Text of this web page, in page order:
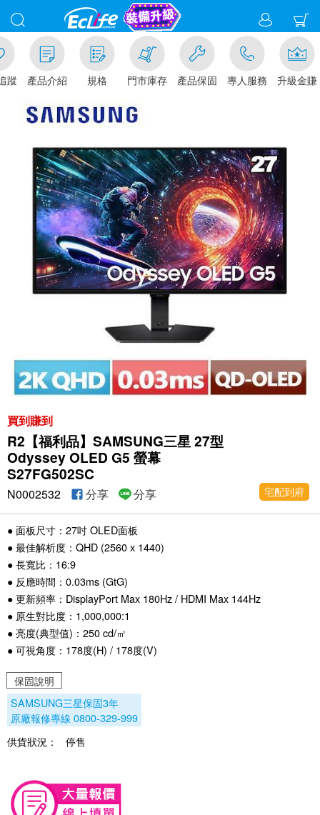
蹤 產品介紹 規格 門市庫存 產品保固 專人服務 升級金賺
買到賺到
R2【福利品】SAMSUNG三星 27型
Odyssey OLED G5 螢幕
S27FG502SC
宅配到府
N0002532 分享 分享
● 面板尺寸：27吋 OLED面板
● 最佳解析度：QHD (2560 x 1440)
● 長寬比：16:9
● 反應時間：0.03ms (GtG)
● 更新頻率：DisplayPort Max 180Hz / HDMI Max 144Hz
● 原生對比度：1,000,000:1
● 亮度(典型值)：250 cd/㎡
● 可視角度：178度(H) / 178度(V)
保固說明
SAMSUNG三星保固3年
原廠報修專線 0800-329-999
供貨狀況：
停售